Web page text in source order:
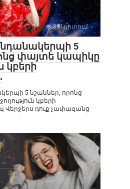
0 891դիտում
5
փայտե կապիկը
կբերի
5 նշաններ, որոնց
կբերի
Վերջերս դուք չափազանց